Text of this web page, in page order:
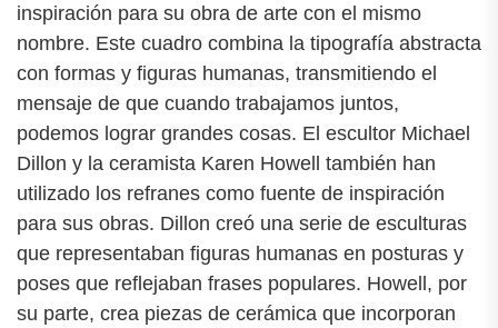
inspiración para su obra de arte con el mismo
nombre. Este cuadro combina la tipografía abstracta
con formas y figuras humanas, transmitiendo el
mensaje de que cuando trabajamos juntos,
podemos lograr grandes cosas. El escultor Michael
Dillon y la ceramista Karen Howell también han
utilizado los refranes como fuente de inspiración
para sus obras. Dillon creó una serie de esculturas
que representaban figuras humanas en posturas y
poses que reflejaban frases populares. Howell, por
su parte, crea piezas de cerámica que incorporan